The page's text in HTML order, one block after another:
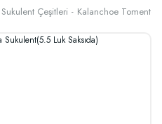
Sukulent Çeşitleri Kalanchoe